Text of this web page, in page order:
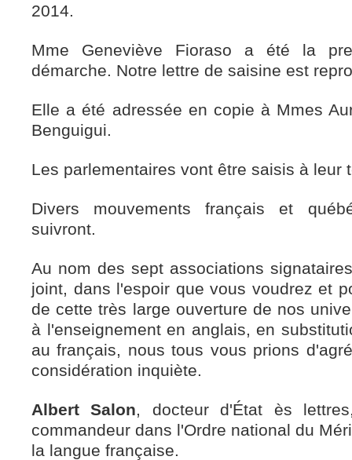
2014.
Mme Geneviève Fioraso a été la
démarche. Notre lettre de saisine est
Elle a été adressée en copie à Mmes
Benguigui.
Les parlementaires vont être saisis à leur
Divers mouvements français et
suivront.
Au nom des sept associations
joint, dans l'espoir que vous voudrez et
de cette très large ouverture de nos
à l'enseignement en anglais, en
au français, nous tous vous prions
considération inquiète.
Albert Salon , docteur d'État ès
commandeur dans l'Ordre national du
la langue française.